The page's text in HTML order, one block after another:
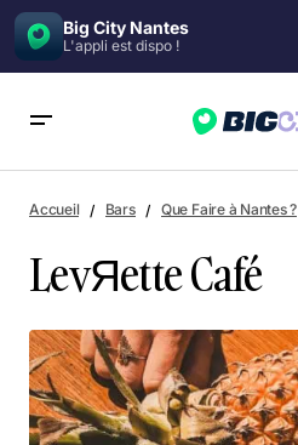
Big City Nantes
L'appli est dispo !
Accueil Bars Que Faire à Nantes ?
LevЯette Café